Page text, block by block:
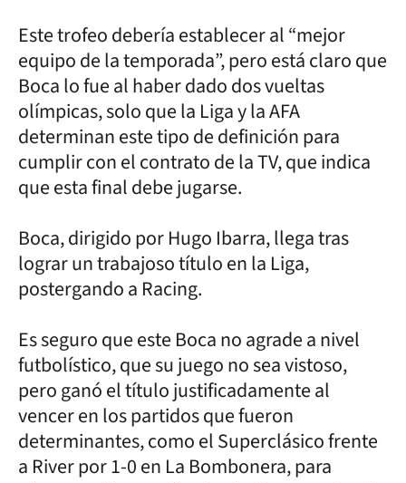
Este trofeo debería establecer al “mejor
equipo de la temporada”, pero está claro que
Boca lo fue al haber dado dos vueltas
olímpicas, solo que la Liga y la AFA
determinan este tipo de definición para
cumplir con el contrato de la TV, que indica
que esta final debe jugarse.
Boca, dirigido por Hugo Ibarra, llega tras
lograr un trabajoso título en la Liga,
postergando a Racing.
Es seguro que este Boca no agrade a nivel
futbolístico, que su juego no sea vistoso,
pero ganó el título justificadamente al
vencer en los partidos que fueron
determinantes, como el Superclásico frente
a River por 1-0 en La Bombonera, para